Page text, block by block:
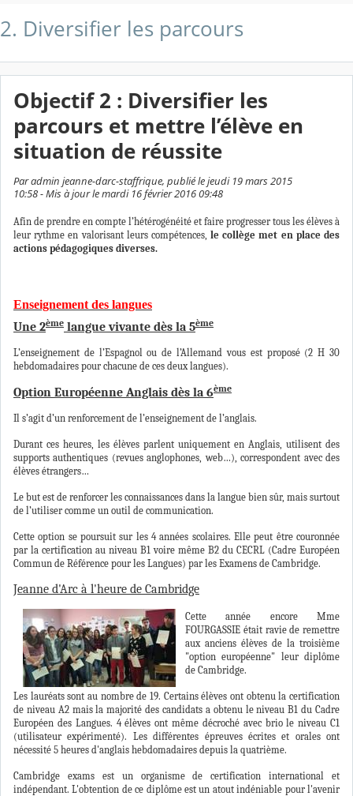
2. Diversifier les parcours
Objectif 2 : Diversifier les
parcours et mettre l’élève en
situation de réussite
Par admin jeanne-darc-staffrique, publié le jeudi 19 mars 2015
10:58 - Mis à jour le mardi 16 février 2016 09:48
Afin de prendre en compte l’hétérogénéité et faire progresser tous les élèves à
leur rythme en valorisant leurs compétences,le collège met en place des
actions pédagogiques diverses.
Enseignement des langues
Une 2ème langue vivante dès la 5ème
L’enseignement de l’Espagnol ou de l’Allemand vous est proposé (2 H 30
hebdomadaires pour chacune de ces deux langues).
Option Européenne Anglais dès la 6ème
Il s’agit d’un renforcement de l’enseignement de l’anglais.
Durant ces heures, les élèves parlent uniquement en Anglais, utilisent des
supports authentiques (revues anglophones, web…), correspondent avec des
élèves étrangers…
Le but est de renforcer les connaissances dans la langue bien sûr, mais surtout
de l’utiliser comme un outil de communication.
Cette option se poursuit sur les 4 années scolaires. Elle peut être couronnée
par la certification au niveau B1 voire même B2 du CECRL (Cadre Européen
Commun de Référence pour les Langues) par les Examens de Cambridge.
Jeanne d'Arc à l'heure de Cambridge
Cette année encore Mme
FOURGASSIE était ravie de remettre
aux anciens élèves de la troisième
"option européenne" leur diplôme
de Cambridge.
Les lauréats sont au nombre de 19. Certains élèves ont obtenu la certification
de niveau A2 mais la majorité des candidats a obtenu le niveau B1 du Cadre
Européen des Langues. 4 élèves ont même décroché avec brio le niveau C1
(utilisateur expérimenté). Les différentes épreuves écrites et orales ont
nécessité 5 heures d'anglais hebdomadaires depuis la quatrième.
Cambridge exams est un organisme de certification international et
indépendant. L'obtention de ce diplôme est un atout indéniable pour l'avenir